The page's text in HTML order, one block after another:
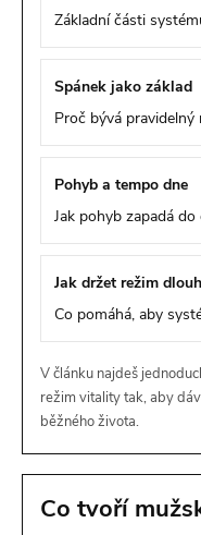
Základní části
Spánek jako základ
Proč bývá
Pohyb a tempo dne
Jak pohyb zapadá
Jak držet režim
Co pomáhá, aby
V článku najdeš
režim vitality tak, aby
běžného života.
Co tvoří